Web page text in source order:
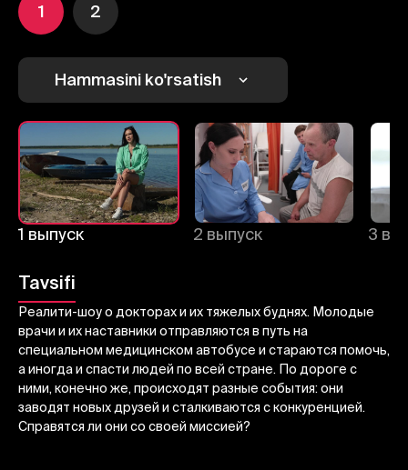
1 2
Hammasini ko'rsatish
1 выпуск 2 выпуск 3
Tavsifi
Реалити-шоу о докторах и их тяжелых буднях. Молодые
врачи и их наставники отправляются в путь на
специальном медицинском автобусе и стараются помочь,
а иногда и спасти людей по всей стране. По дороге с
ними, конечно же, происходят разные события: они
заводят новых друзей и сталкиваются с конкуренцией.
Справятся ли они со своей миссией?
1 2
Bekor qilish Tizimga kirish